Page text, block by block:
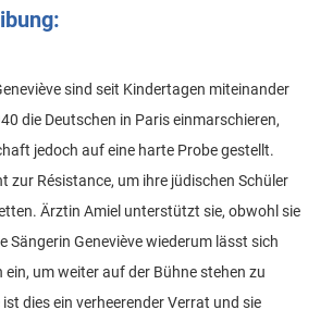
sind seit Kindertagen miteinander
die Deutschen in Paris einmarschieren,
jedoch auf eine harte Probe gestellt.
zur Résistance, um ihre jüdischen Schüler
Ärztin Amiel unterstützt sie, obwohl sie
Sängerin Geneviève wiederum lässt sich
ein, um weiter auf der Bühne stehen zu
dies ein verheerender Verrat und sie